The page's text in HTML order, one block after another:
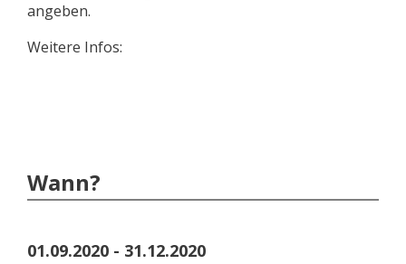
angeben.
Weitere Infos:
Wann?
01.09.2020 - 31.12.2020